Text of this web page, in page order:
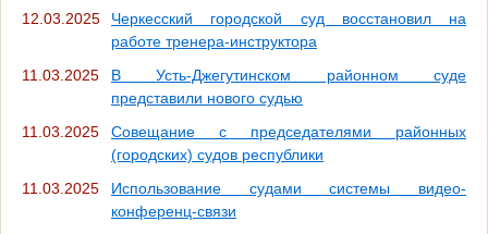
12.03.2025
Черкесский городской суд восстановил на
работе тренера-инструктора
11.03.2025
В Усть-Джегутинском районном суде
представили нового судью
11.03.2025
Совещание с председателями районных
(городских) судов республики
11.03.2025
Использование судами системы видео-
конференц-связи